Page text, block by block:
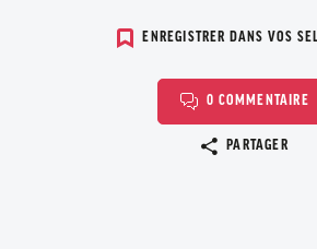
ENREGISTRER DANS VOS
0 COMMENTAIRE
PARTAGER